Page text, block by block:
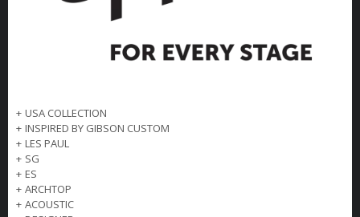
KONTAKT
+ USA COLLECTION
+ INSPIRED BY GIBSON CUSTOM
+ LES PAUL
+ SG
+ ES
+ ARCHTOP
+ ACOUSTIC